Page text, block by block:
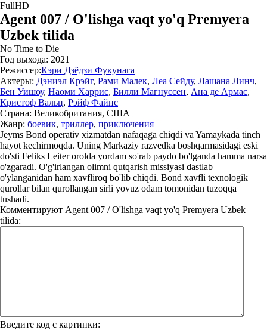
FullHD
Agent 007 / O'lishga vaqt yo'q Premyera
Uzbek tilida
No Time to Die
Год выхода: 2021
Режиссер:Кэри Дзёдзи Фукунага
Актеры: Дэниэл Крэйг, Рами Малек, Леа Сейду, Лашана Линч,
Бен Уишоу, Наоми Харрис, Билли Магнуссен, Ана де Армас,
Кристоф Вальц, Рэйф Файнс
Страна: Великобритания, США
Жанр: боевик, триллер, приключения
Jeyms Bond operativ xizmatdan nafaqaga chiqdi va Yamaykada tinch
hayot kechirmoqda. Uning Markaziy razvedka boshqarmasidagi eski
do'sti Feliks Leiter orolda yordam so'rab paydo bo'lganda hamma narsa
o'zgaradi. O'g'irlangan olimni qutqarish missiyasi dastlab
o'ylanganidan ham xavfliroq bo'lib chiqdi. Bond xavfli texnologik
qurollar bilan qurollangan sirli yovuz odam tomonidan tuzoqqa
tushadi.
Комментируют Agent 007 / O'lishga vaqt yo'q Premyera Uzbek
tilida:
Введите код с картинки: